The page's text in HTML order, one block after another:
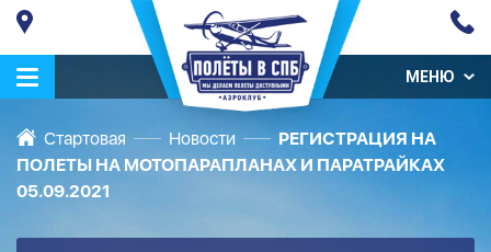
МЕНЮ
Стартовая Новости
РЕГИСТРАЦИЯ НА
ПОЛЕТЫ НА МОТОПАРАПЛАНАХ И ПАРАТРАЙКАХ
05.09.2021